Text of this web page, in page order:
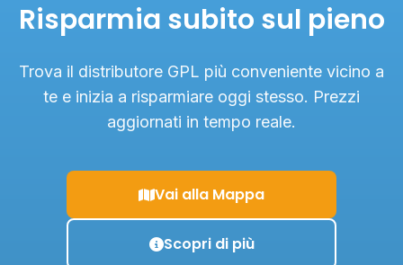
Risparmia subito sul pieno
Trova il distributore GPL più conveniente vicino a
te e inizia a risparmiare oggi stesso. Prezzi
aggiornati in tempo reale.
Vai alla Mappa
Scopri di più